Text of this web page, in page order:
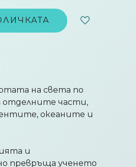
на света по
отделните части,
океаните и
и
превръща ученето